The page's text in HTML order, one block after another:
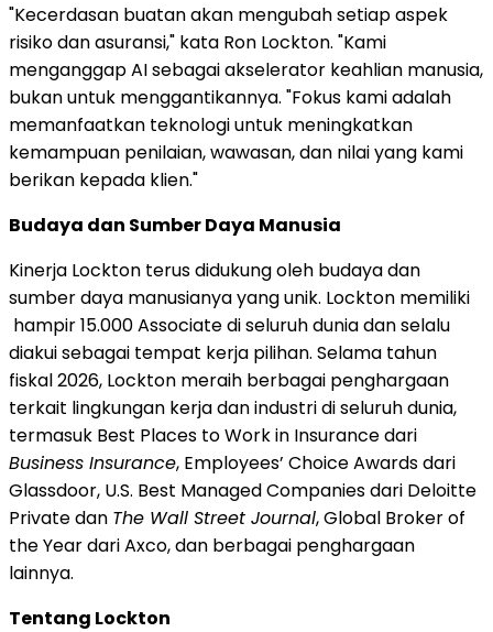
"Kecerdasan buatan akan mengubah setiap aspek
risiko dan asuransi," kata Ron Lockton. "Kami
menganggap AI sebagai akselerator keahlian manusia,
bukan untuk menggantikannya. "Fokus kami adalah
memanfaatkan teknologi untuk meningkatkan
kemampuan penilaian, wawasan, dan nilai yang kami
berikan kepada klien."
Budaya dan Sumber Daya Manusia
Kinerja Lockton terus didukung oleh budaya dan
sumber daya manusianya yang unik. Lockton memiliki
hampir 15.000 Associate di seluruh dunia dan selalu
diakui sebagai tempat kerja pilihan. Selama tahun
fiskal 2026, Lockton meraih berbagai penghargaan
terkait lingkungan kerja dan industri di seluruh dunia,
termasuk Best Places to Work in Insurance dari
Business Insurance, Employees’ Choice Awards dari
Glassdoor, U.S. Best Managed Companies dari Deloitte
Private dan The Wall Street Journal, Global Broker of
the Year dari Axco, dan berbagai penghargaan
lainnya.
Tentang Lockton